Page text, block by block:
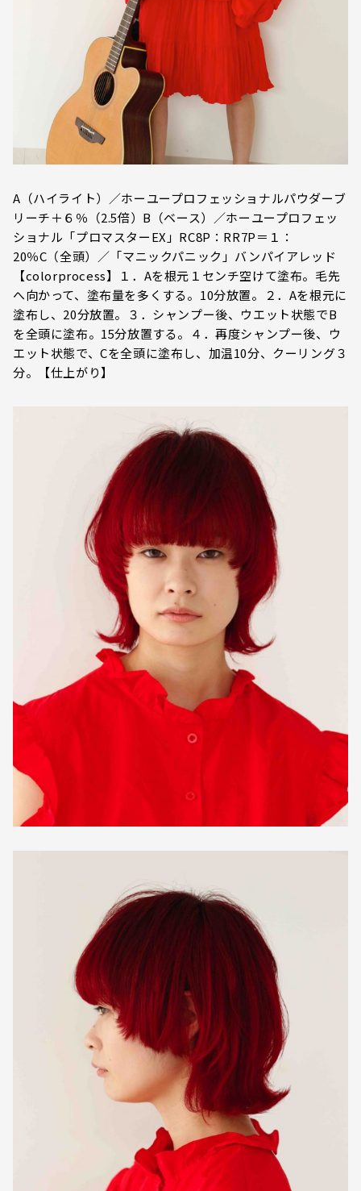
A（ハイライト）／ホーユープロフェッショナルパウダーブ
リーチ＋６％（2.5倍）B（ベース）／ホーユープロフェッ
ショナル「プロマスターEX」RC8P：RR7P＝１：
20％C（全頭）／「マニックパニック」バンパイアレッド
【colorprocess】１．Aを根元１センチ空けて塗布。毛先
へ向かって、塗布量を多くする。10分放置。２．Aを根元に
塗布し、20分放置。３．シャンプー後、ウエット状態でB
を全頭に塗布。15分放置する。４．再度シャンプー後、ウ
エット状態で、Cを全頭に塗布し、加温10分、クーリング３
分。【仕上がり】